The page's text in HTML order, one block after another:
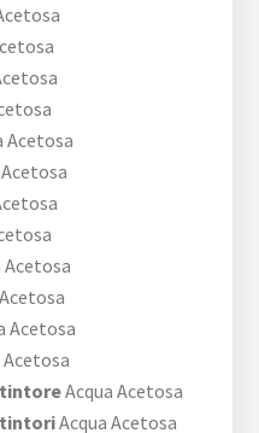
Acetosa
Acetosa
Acetosa
Acetosa
Acqua Acetosa
Acqua Acetosa